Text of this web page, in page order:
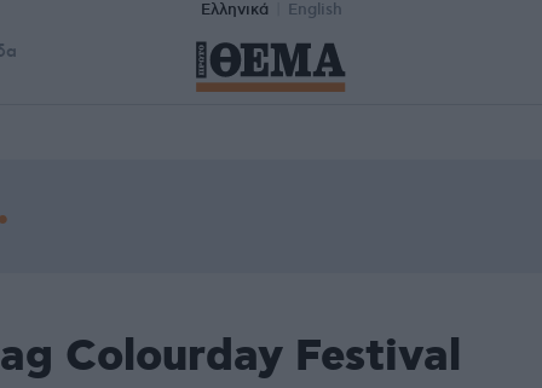
Ελληνικά English
Colourday Festival